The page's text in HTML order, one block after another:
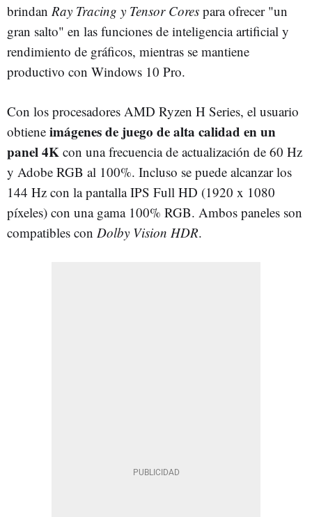
brindan Ray Tracing y Tensor Cores para ofrecer "un
gran salto" en las funciones de inteligencia artificial y
rendimiento de gráficos, mientras se mantiene
productivo con Windows 10 Pro.
Con los procesadores AMD Ryzen H Series, el usuario
obtiene imágenes de juego de alta calidad en un
panel 4K con una frecuencia de actualización de 60 Hz
y Adobe RGB al 100%. Incluso se puede alcanzar los
144 Hz con la pantalla IPS Full HD (1920 x 1080
píxeles) con una gama 100% RGB. Ambos paneles son
compatibles con Dolby Vision HDR.